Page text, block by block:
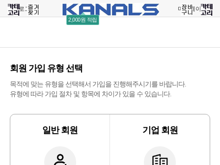
로그인 회원가입
2,000원 적립
주문조회 마이페이지
회원 가입 유형 선택
목적에 맞는 유형을 선택해서 가입을 진행해주시기를 바랍니다.
유형에 따라 가입 절차 및 항목에 차이가 있을 수 있습니다.
일반 회원 기업 회원